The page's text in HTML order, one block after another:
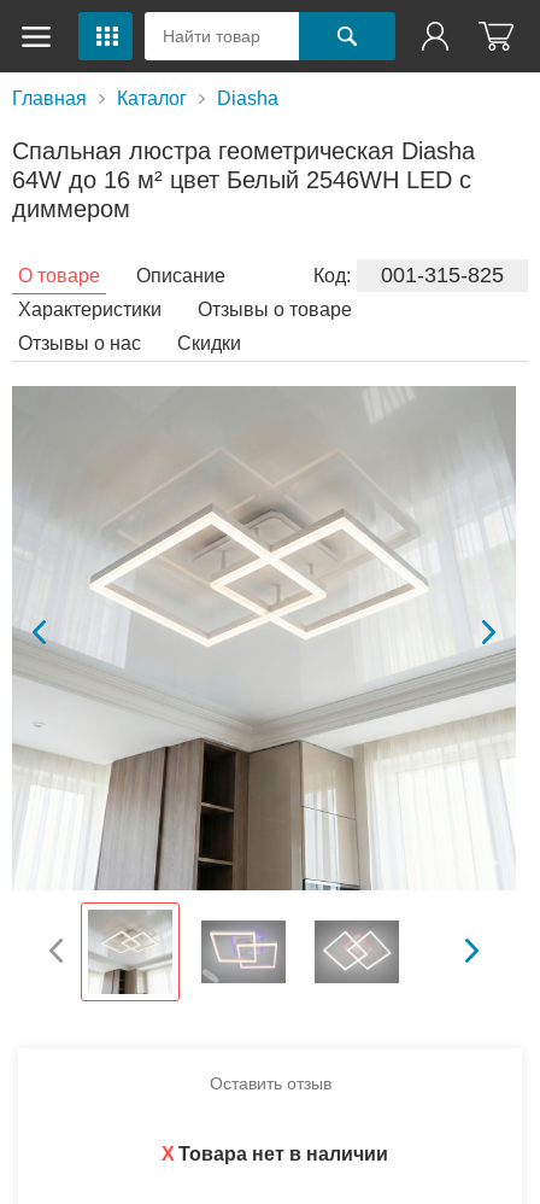
Главная Каталог Diasha
Спальная люстра геометрическая Diasha
64W до 16 м² цвет Белый 2546WH LED с
диммером
Код: 001-315-825
О товаре
Описание
Характеристики
Отзывы о товаре
Отзывы о нас
Скидки
Оставить отзыв
X Товара нет в наличии